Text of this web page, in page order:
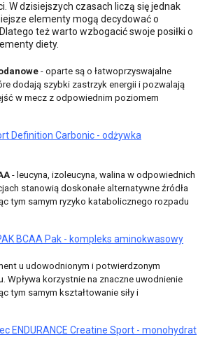
W dzisiejszych czasach liczą się jednak
elementy mogą decydować o
też warto wzbogacić swoje posiłki o
diety.
- oparte są o łatwoprzyswajalne
dodają szybki zastrzyk energii i pozwalają
w mecz z odpowiednim poziomem
Definition Carbonic - odżywka
- leucyna, izoleucyna, walina w odpowiednich
stanowią doskonałe alternatywne źródła
tym samym ryzyko katabolicznego rozpadu
BCAA Pak - kompleks aminokwasowy
u udowodnionym i potwierdzonym
Wpływa korzystnie na znaczne uwodnienie
tym samym kształtowanie siły i
ENDURANCE Creatine Sport - monohydrat